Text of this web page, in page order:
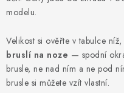
TAŠKY
PŘÍSLUŠENSTVÍ
modelu.
Velikost si ověřte v tabulce
bruslí na noze — spodní
brusle, ne nad ním a ne pod
brusle si můžete vzít vlastní.